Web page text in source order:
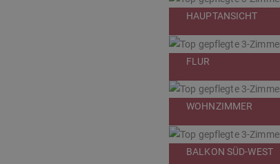
HAUPTANSICHT
FLUR
WOHNZIMMER
BALKON SÜD-WEST